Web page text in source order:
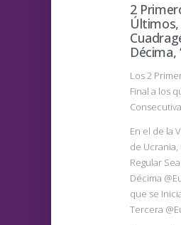
2
Últimos,
Décima,
Los 2
Final a los
En el de la
de Ucrania,
Regular
Décima
que se
Tercera